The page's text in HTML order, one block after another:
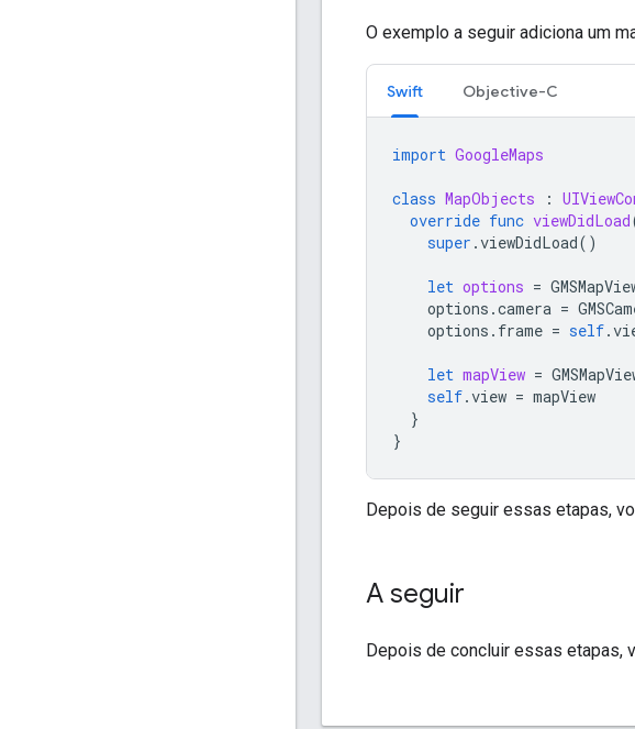
O exemplo a seguir adiciona um
Swift Objective-C
import GoogleMaps
class MapObjects :
override func viewDidLoad
super .viewDidLoad()
let options =
options .camera =
options . frame = self.
let mapView =
self.view = mapView
}
}
Depois de seguir essas etapas,
A seguir
Depois de concluir essas etapas,